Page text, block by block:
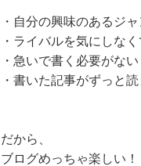
・自分の興味のあるジ
・ライバルを気にしな
・急いで書く必要がない
・書いた記事がずっと
だから、
ブログめっちゃ楽しい！